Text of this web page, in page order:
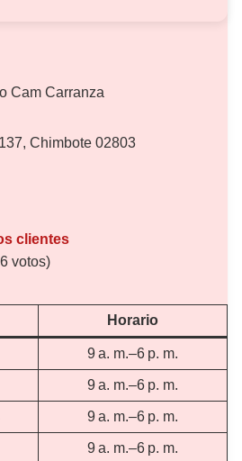
Cam Carranza
Chimbote 02803
clientes
votos)
Horario
9 a. m.–6 p. m.
9 a. m.–6 p. m.
9 a. m.–6 p. m.
9 a. m.–6 p. m.